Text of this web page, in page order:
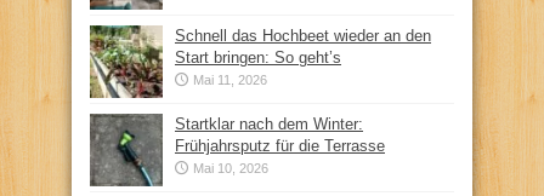
Schnell das Hochbeet wieder an den
Start bringen: So geht’s
Mai 11, 2026
Startklar nach dem Winter:
Frühjahrsputz für die Terrasse
Mai 10, 2026